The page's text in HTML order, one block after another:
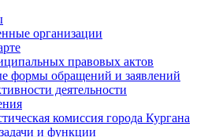
организации
правовых актов
формы обращений и заявлений
деятельности
комиссия города Кургана
и функции